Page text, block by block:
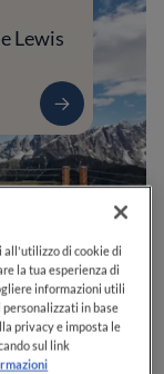
0
Lewis
all'utilizzo di cookie di
la tua esperienza di
informazioni utili
in base
privacy e imposta le
sul link